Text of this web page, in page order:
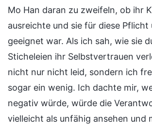
Mo Han daran zu zweifeln, ob ihr
ausreichte und sie für diese Pflicht
geeignet war. Als ich sah, wie sie
Sticheleien ihr Selbstvertrauen
nicht nur nicht leid, sondern ich
sogar ein wenig. Ich dachte mir,
negativ würde, würde die
vielleicht als unfähig ansehen und